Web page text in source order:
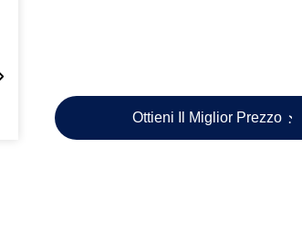
Ottieni Il Miglior Prezzo